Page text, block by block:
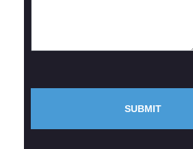
SUBMIT